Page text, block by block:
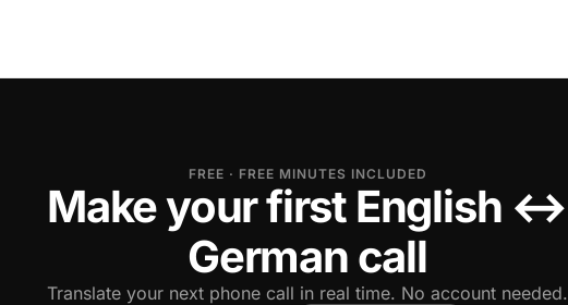
FREE · FREE MINUTES INCLUDED
Make your first English ↔
German call
Translate your next phone call in real time. No account needed.